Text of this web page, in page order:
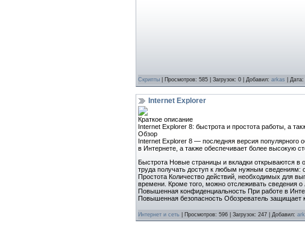
Скрипты | Просмотров: 585 | Загрузок: 0 | Добавил: arkas | Дата:
Internet Explorer
Краткое описание
Internet Explorer 8: быстрота и простота работы, а
Обзор
Internet Explorer 8 — последняя версия популярного
в Интернете, а также обеспечивает более высокую
Быстрота Новые страницы и вкладки открываются
труда получать доступ к любым нужным сведениям:
Простота Количество действий, необходимых для
времени. Кроме того, можно отслеживать сведения
Повышенная конфиденциальность При работе в
Повышенная безопасность Обозреватель защищает
Интернет и сеть | Просмотров: 596 | Загрузок: 247 | Добавил: